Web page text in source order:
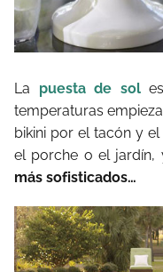
La puesta de soles
temperaturas
bikini por el tacón y
el porche o el jardín,
más sofisticados…